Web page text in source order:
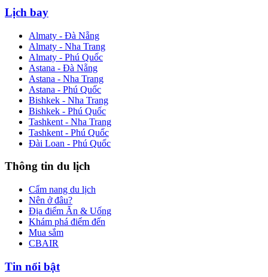
Lịch bay
Almaty - Đà Nẵng
Almaty - Nha Trang
Almaty - Phú Quốc
Astana - Đà Nẵng
Astana - Nha Trang
Astana - Phú Quốc
Bishkek - Nha Trang
Bishkek - Phú Quốc
Tashkent - Nha Trang
Tashkent - Phú Quốc
Đài Loan - Phú Quốc
Thông tin du lịch
Cẩm nang du lịch
Nên ở đâu?
Địa điểm Ăn & Uống
Khám phá điểm đến
Mua sắm
CBAIR
Tin nổi bật